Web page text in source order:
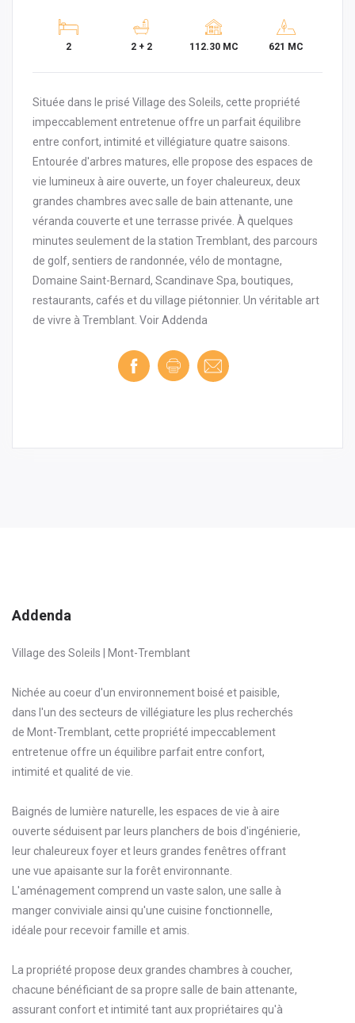
2 2 + 2 112.30 MC 621 MC
Située dans le prisé Village des Soleils, cette propriété
impeccablement entretenue offre un parfait équilibre
entre confort, intimité et villégiature quatre saisons.
Entourée d'arbres matures, elle propose des espaces de
vie lumineux à aire ouverte, un foyer chaleureux, deux
grandes chambres avec salle de bain attenante, une
véranda couverte et une terrasse privée. À quelques
minutes seulement de la station Tremblant, des parcours
de golf, sentiers de randonnée, vélo de montagne,
Domaine Saint-Bernard, Scandinave Spa, boutiques,
restaurants, cafés et du village piétonnier. Un véritable art
de vivre à Tremblant. Voir Addenda
Addenda
Village des Soleils | Mont-Tremblant
Nichée au coeur d'un environnement boisé et paisible,
dans l'un des secteurs de villégiature les plus recherchés
de Mont-Tremblant, cette propriété impeccablement
entretenue offre un équilibre parfait entre confort,
intimité et qualité de vie.
Baignés de lumière naturelle, les espaces de vie à aire
ouverte séduisent par leurs planchers de bois d'ingénierie,
leur chaleureux foyer et leurs grandes fenêtres offrant
une vue apaisante sur la forêt environnante.
L'aménagement comprend un vaste salon, une salle à
manger conviviale ainsi qu'une cuisine fonctionnelle,
idéale pour recevoir famille et amis.
La propriété propose deux grandes chambres à coucher,
chacune bénéficiant de sa propre salle de bain attenante,
assurant confort et intimité tant aux propriétaires qu'à